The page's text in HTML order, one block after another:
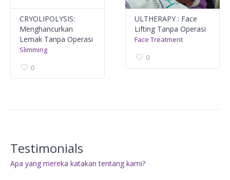
CRYOLIPOLYSIS:
Menghancurkan
Lemak Tanpa Operasi
Slimming
0
ULTHERAPY : Face
Lifting Tanpa Operasi
Face Treatment
0
Testimonials
Apa yang mereka katakan tentang kami?